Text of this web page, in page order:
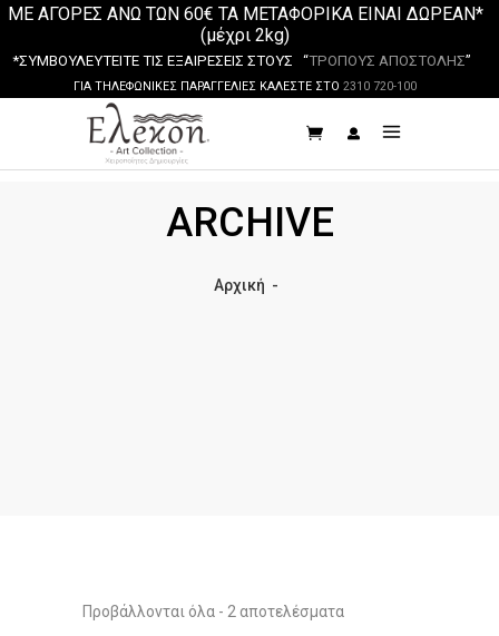
ΜΕ ΑΓΟΡΕΣ ΑΝΩ ΤΩΝ 60€ ΤΑ ΜΕΤΑΦΟΡΙΚΑ ΕΙΝΑΙ ΔΩΡΕΑΝ*
(μέχρι 2kg)
*ΣΥΜΒΟΥΛΕΥΤΕΙΤΕ ΤΙΣ ΕΞΑΙΡΕΣΕΙΣ ΣΤΟΥΣ “ΤΡΟΠΟΥΣ ΑΠΟΣΤΟΛΗΣ”
ΓΙΑ ΤΗΛΕΦΩΝΙΚΕΣ ΠΑΡΑΓΓΕΛΙΕΣ ΚΑΛΕΣΤΕ ΣΤΟ 2310 720-100
ARCHIVE
Αρχική -
Προβάλλονται όλα - 2 αποτελέσματα